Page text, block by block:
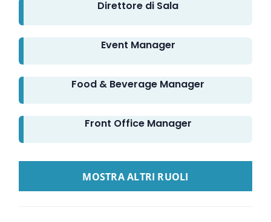
Direttore di Sala
Event Manager
Food & Beverage Manager
Front Office Manager